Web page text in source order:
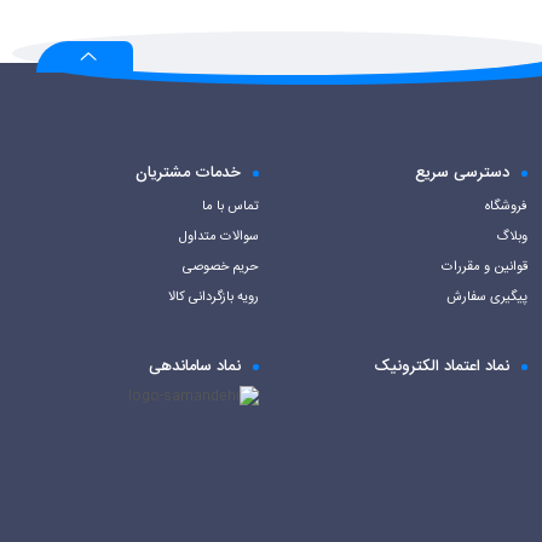
دسترسی سریع
فروشگاه
وبلاگ
قوانین و مقررات
پیگیری سفارش
خدمات مشتریان
تماس با ما
سوالات متداول
حریم خصوصی
رویه بازگردانی کالا
نماد اعتماد الکترونیک نماد ساماندهی